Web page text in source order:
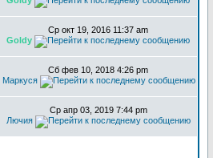
Ср окт 19, 2016 11:37 am
Goldy
Сб фев 10, 2018 4:26 pm
Маркуся
Ср апр 03, 2019 7:44 pm
Лючия